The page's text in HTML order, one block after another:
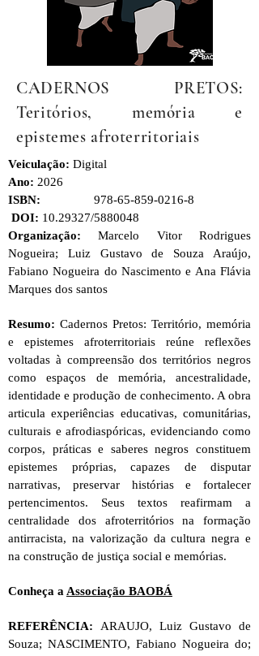
CADERNOS PRETOS:
Teritórios, memória e
epistemes afroterritoriais
Veiculação: Digital
Ano: 2026
ISBN: 978-65-859-0216-8
DOI: 10.29327/5880048
Organização:Marcelo Vitor Rodrigues
Nogueira; Luiz Gustavo de Souza Araújo,
Fabiano Nogueira do Nascimento e Ana Flávia
Marques dos santos
Resumo: Cadernos Pretos: Território, memória
e epistemes afroterritoriais reúne reflexões
voltadas à compreensão dos territórios negros
como espaços de memória, ancestralidade,
identidade e produção de conhecimento. A obra
articula experiências educativas, comunitárias,
culturais e afrodiaspóricas, evidenciando como
corpos, práticas e saberes negros constituem
epistemes próprias, capazes de disputar
narrativas, preservar histórias e fortalecer
pertencimentos. Seus textos reafirmam a
centralidade dos afroterritórios na formação
antirracista, na valorização da cultura negra e
na construção de justiça social e memórias.
Conheça a Associação BAOBÁ
REFERÊNCIA: ARAUJO, Luiz Gustavo de
Souza; NASCIMENTO, Fabiano Nogueira do;